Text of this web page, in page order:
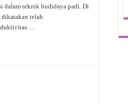
dalam teknik budidaya padi. Di
dikatakan telah
…